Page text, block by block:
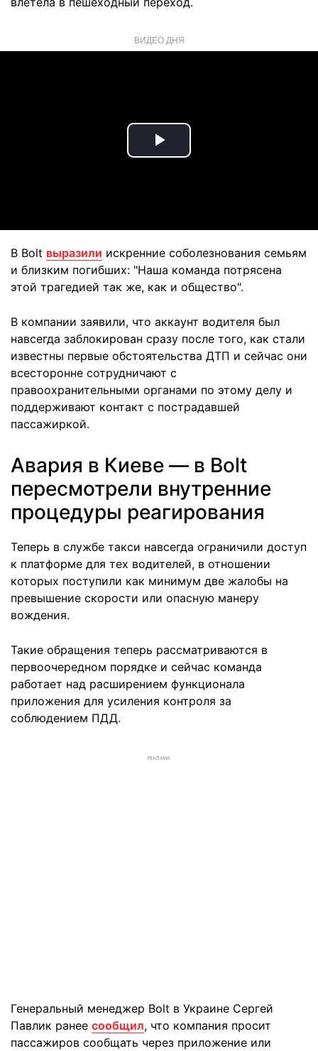
ВИДЕО ДНЯ
Play
В Bolt выразили искренние соболезнования семьям
и близким погибших: "Наша команда потрясена
этой трагедией так же, как и общество".
В компании заявили, что аккаунт водителя был
навсегда заблокирован сразу после того, как стали
известны первые обстоятельства ДТП и сейчас они
всесторонне сотрудничают с
правоохранительными органами по этому делу и
поддерживают контакт с пострадавшей
пассажиркой.
Авария в Киеве — в Bolt
пересмотрели внутренние
процедуры реагирования
Теперь в службе такси навсегда ограничили доступ
к платформе для тех водителей, в отношении
которых поступили как минимум две жалобы на
превышение скорости или опасную манеру
вождения.
Такие обращения теперь рассматриваются в
первоочередном порядке и сейчас команда
работает над расширением функционала
приложения для усиления контроля за
соблюдением ПДД.
РЕКЛАМА
Генеральный менеджер Bolt в Украине Сергей
Павлик ранее сообщил, что компания просит
пассажиров сообщать через приложение или